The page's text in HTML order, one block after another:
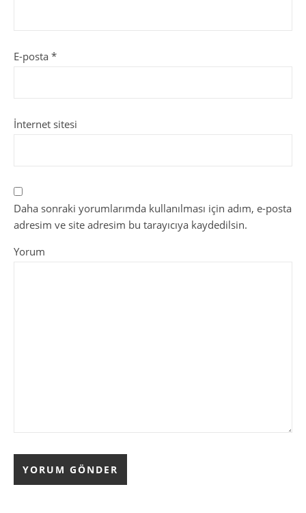
E-posta *
İnternet sitesi
Daha sonraki yorumlarımda kullanılması için adım, e-posta
adresim ve site adresim bu tarayıcıya kaydedilsin.
Yorum